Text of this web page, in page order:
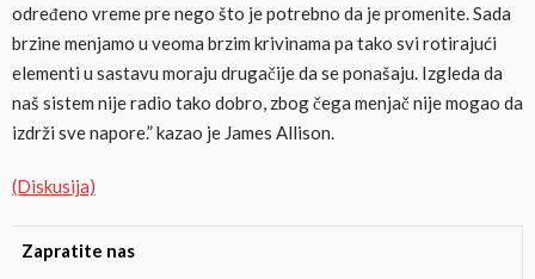
određeno vreme pre nego što je potrebno da je promenite. Sada
brzine menjamo u veoma brzim krivinama pa tako svi rotirajući
elementi u sastavu moraju drugačije da se ponašaju. Izgleda da
naš sistem nije radio tako dobro, zbog čega menjač nije mogao da
izdrži sve napore.” kazao je James Allison.
(Diskusija)
Zapratite nas